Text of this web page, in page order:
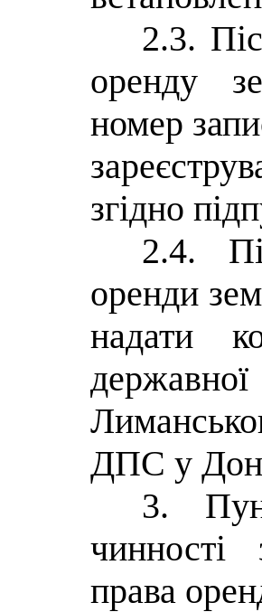
2.3.
оренду
номер
згідно
2.4.
оренди
надати
державної
ДПС у
3.
чинності
права